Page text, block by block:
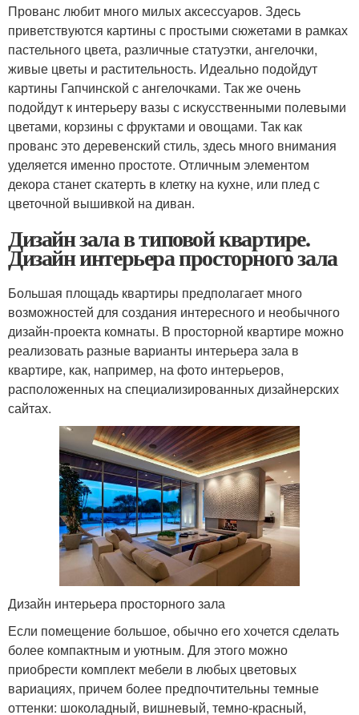
Прованс любит много милых аксессуаров. Здесь
приветствуются картины с простыми сюжетами в рамках
пастельного цвета, различные статуэтки, ангелочки,
живые цветы и растительность. Идеально подойдут
картины Гапчинской с ангелочками. Так же очень
подойдут к интерьеру вазы с искусственными полевыми
цветами, корзины с фруктами и овощами. Так как
прованс это деревенский стиль, здесь много внимания
уделяется именно простоте. Отличным элементом
декора станет скатерть в клетку на кухне, или плед с
цветочной вышивкой на диван.
Дизайн зала в типовой квартире.
Дизайн интерьера просторного зала
Большая площадь квартиры предполагает много
возможностей для создания интересного и необычного
дизайн-проекта комнаты. В просторной квартире можно
реализовать разные варианты интерьера зала в
квартире, как, например, на фото интерьеров,
расположенных на специализированных дизайнерских
сайтах.
Дизайн интерьера просторного зала
Если помещение большое, обычно его хочется сделать
более компактным и уютным. Для этого можно
приобрести комплект мебели в любых цветовых
вариациях, причем более предпочтительны темные
оттенки: шоколадный, вишневый, темно-красный,